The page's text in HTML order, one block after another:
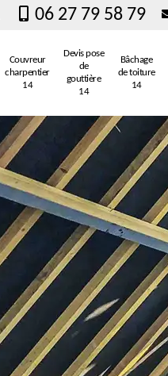
06 27 79 58 79
Couvreur
charpentier
14
Devis pose
de
gouttière
14
Bâchage
de toiture
14